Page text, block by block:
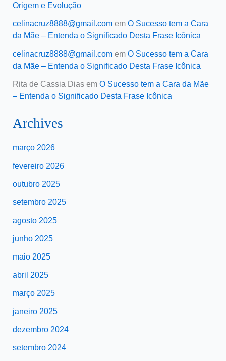
Origem e Evolução
celinacruz8888@gmail.comem O Sucesso tem a Cara
da Mãe – Entenda o Significado Desta Frase Icônica
celinacruz8888@gmail.comem O Sucesso tem a Cara
da Mãe – Entenda o Significado Desta Frase Icônica
Rita de Cassia Diasem O Sucesso tem a Cara da Mãe
– Entenda o Significado Desta Frase Icônica
Archives
março 2026
fevereiro 2026
outubro 2025
setembro 2025
agosto 2025
junho 2025
maio 2025
abril 2025
março 2025
janeiro 2025
dezembro 2024
setembro 2024